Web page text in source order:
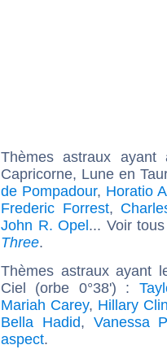
Thèmes astraux
Capricorne, Lune en
de Pompadour, Horatio
Frederic Forrest,
John R. Opel... Voir
Three.
Thèmes astraux ayant
Ciel (orbe 0°38') :
Mariah Carey, Hillary
Bella Hadid, Vanessa
aspect.